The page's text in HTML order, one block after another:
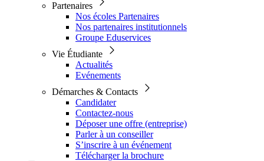
Partenaires
Nos écoles Partenaires
Nos partenaires institutionnels
Groupe Eduservices
Vie Étudiante
Actualités
Evénements
Démarches & Contacts
Candidater
Contactez-nous
Déposer une offre (entreprise)
Parler à un conseiller
S’inscrire à un événement
Télécharger la brochure